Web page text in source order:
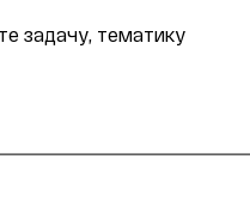
задачу, тематику